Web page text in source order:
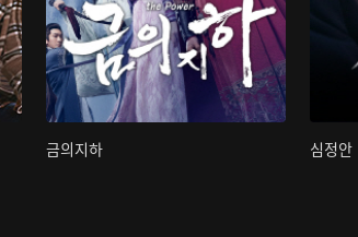
금의지하 심정안